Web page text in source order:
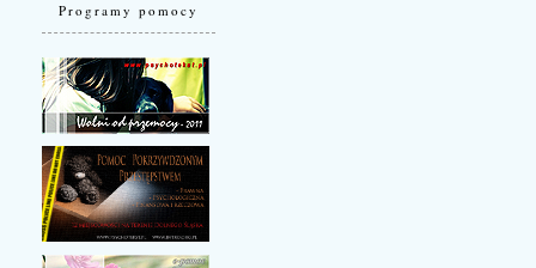
Programy pomocy